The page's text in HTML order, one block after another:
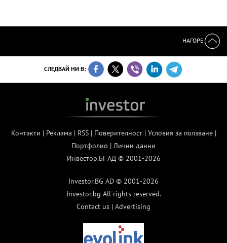
НАГОРЕ
СЛЕДВАЙ НИ В:
Контакти | Реклама | RSS| Поверителност| Условия за ползване|
Портфолио | Лични данни
Инвестор.БГ АД © 2001-2026
Investor.BG AD © 2001-2026
Investor.bg All rights reserved.
Contact us | Advertising